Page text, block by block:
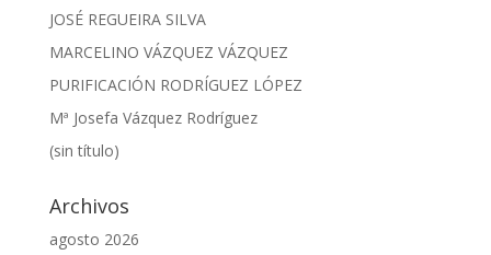
JOSÉ REGUEIRA SILVA
MARCELINO VÁZQUEZ VÁZQUEZ
PURIFICACIÓN RODRÍGUEZ LÓPEZ
Mª Josefa Vázquez Rodríguez
(sin título)
Archivos
agosto 2026